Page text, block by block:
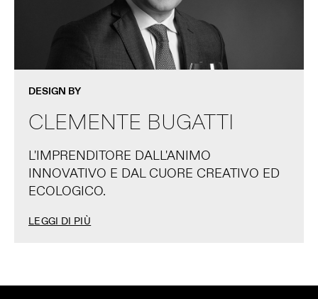
DESIGN BY
CLEMENTE BUGATTI
L'IMPRENDITORE DALL'ANIMO
INNOVATIVO E DAL CUORE CREATIVO ED
ECOLOGICO.
LEGGI DI PIÙ